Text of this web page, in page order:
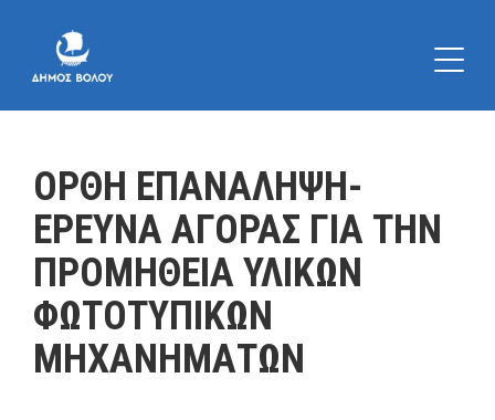
ΟΡΘΗ ΕΠΑΝΑΛΗΨΗ-
ΕΡΕΥΝΑ ΑΓΟΡΑΣ ΓΙΑ ΤΗΝ
ΠΡΟΜΗΘΕΙΑ ΥΛΙΚΩΝ
ΦΩΤΟΤΥΠΙΚΩΝ
ΜΗΧΑΝΗΜΑΤΩΝ